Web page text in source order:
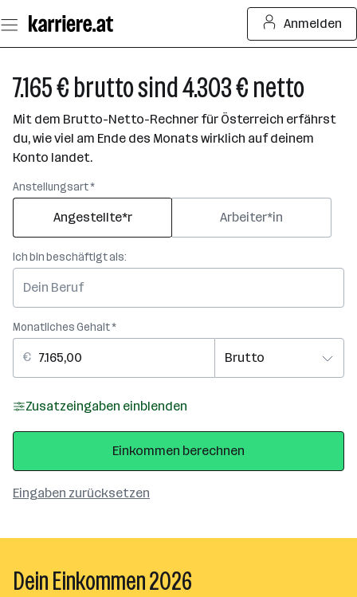
Seiteninhalt
springen
Anmelden
7.165 € brutto sind 4.303 € netto
Mit dem Brutto-Netto-Rechner für Österreich erfährst
du, wie viel am Ende des Monats wirklich auf deinem
Konto landet.
Anstellungsart *
Angestellte*r Arbeiter*in
Ich bin beschäftigt als:
Monatliches Gehalt *
Zusatzeingaben einblenden
Eingaben zurücksetzen
Einkommen berechnen
Dein Einkommen 2026